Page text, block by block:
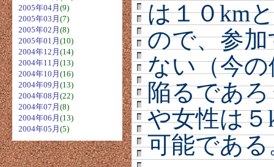
は１０km
ので、参
ない（今
陥るであ
や女性は
可能である
2005年04月 (9)
2005年03月 (7)
2005年02月 (8)
2005年01月 (10)
2004年12月 (14)
2004年11月 (13)
2004年10月 (16)
2004年09月 (13)
2004年08月 (22)
2004年07月 (8)
2004年06月 (13)
2004年05月 (5)